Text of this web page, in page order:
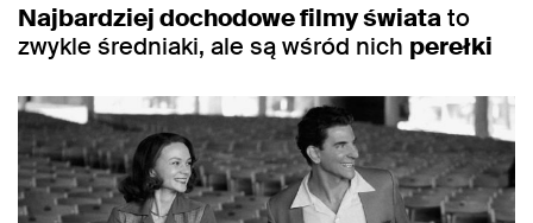
Najbardziej dochodowe filmy światato
zwykle średniaki, ale są wśród nich perełki